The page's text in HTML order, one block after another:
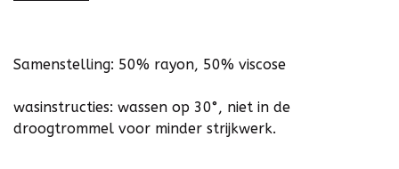
Samenstelling: 50% rayon, 50% viscose
wasinstructies: wassen op 30°, niet in de
droogtrommel voor minder strijkwerk.